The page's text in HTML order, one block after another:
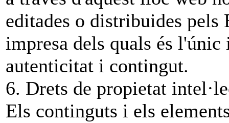
editades o distribuides
impresa dels quals és
autenticitat i contingut.
6. Drets de propietat
Els continguts i els